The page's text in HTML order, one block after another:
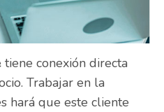
tiene conexión directa
Trabajar en la
hará que este cliente